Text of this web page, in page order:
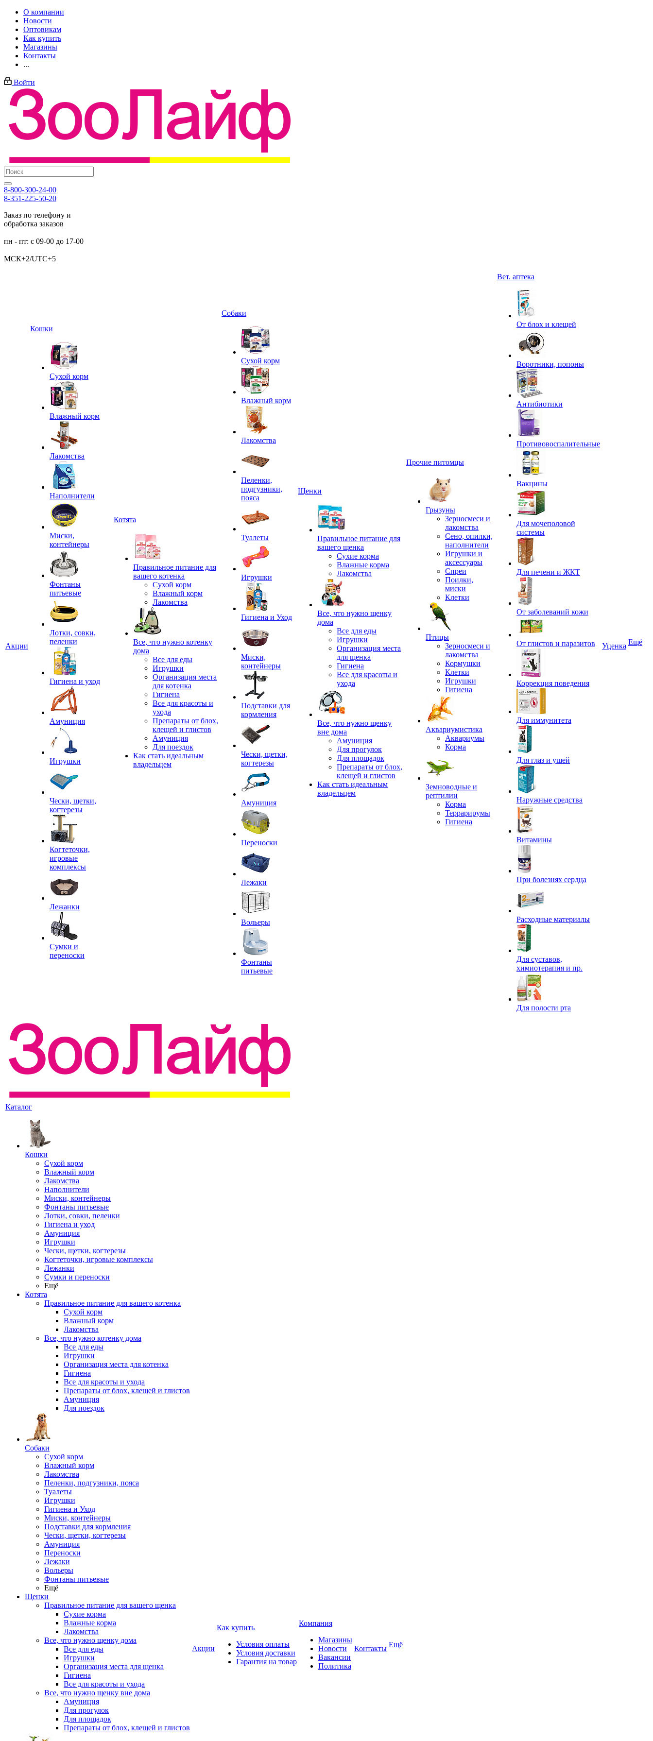
О компании
Новости
Оптовикам
Как купить
Магазины
Контакты
...
Войти
8-800-300-24-00
8-351-225-50-20
Заказ по телефону и
обработка заказов
пн - пт: с 09-00 до 17-00
МСК+2/UTC+5
Акции
Кошки
Сухой корм
Влажный корм
Лакомства
Наполнители
Миски,
контейнеры
Фонтаны
питьевые
Лотки, совки,
пеленки
Гигиена и уход
Амуниция
Игрушки
Чески, щетки,
когтерезы
Когтеточки,
игровые
комплексы
Лежанки
Сумки и
переноски
Котята
Правильное питание для
вашего котенка
Сухой корм
Влажный корм
Лакомства
Все, что нужно котенку
дома
Все для еды
Игрушки
Организация места
для котенка
Гигиена
Все для красоты и
ухода
Препараты от блох,
клещей и глистов
Амуниция
Для поездок
Как стать идеальным
владельцем
Собаки
Сухой корм
Влажный корм
Лакомства
Пеленки,
подгузники,
пояса
Туалеты
Игрушки
Гигиена и Уход
Миски,
контейнеры
Подставки для
кормления
Чески, щетки,
когтерезы
Амуниция
Переноски
Лежаки
Вольеры
Фонтаны
питьевые
Щенки
Правильное питание для
вашего щенка
Сухие корма
Влажные корма
Лакомства
Все, что нужно щенку
дома
Все для еды
Игрушки
Организация места
для щенка
Гигиена
Все для красоты и
ухода
Все, что нужно щенку
вне дома
Амуниция
Для прогулок
Для площадок
Препараты от блох,
клещей и глистов
Как стать идеальным
владельцем
Прочие питомцы
Грызуны
Зерносмеси и
лакомства
Сено, опилки,
наполнители
Игрушки и
аксессуары
Спреи
Поилки,
миски
Клетки
Птицы
Зерносмеси и
лакомства
Кормушки
Клетки
Игрушки
Гигиена
Аквариумистика
Аквариумы
Корма
Земноводные и
рептилии
Корма
Террарирумы
Гигиена
Вет. аптека
От блох и клещей
Воротники, попоны
Антибиотики
Противовоспалительные
Вакцины
Для мочеполовой
системы
Для печени и ЖКТ
От заболеваний кожи
От глистов и паразитов
Коррекция поведения
Для иммунитета
Для глаз и ушей
Наружные средства
Витамины
При болезнях сердца
Расходные материалы
Для суставов,
химиотерапия и пр.
Для полости рта
Уценка Ещё
Каталог
Кошки
Сухой корм
Влажный корм
Лакомства
Наполнители
Миски, контейнеры
Фонтаны питьевые
Лотки, совки, пеленки
Гигиена и уход
Амуниция
Игрушки
Чески, щетки, когтерезы
Когтеточки, игровые комплексы
Лежанки
Сумки и переноски
Ещё
Котята
Правильное питание для вашего котенка
Сухой корм
Влажный корм
Лакомства
Все, что нужно котенку дома
Все для еды
Игрушки
Организация места для котенка
Гигиена
Все для красоты и ухода
Препараты от блох, клещей и глистов
Амуниция
Для поездок
Собаки
Сухой корм
Влажный корм
Лакомства
Пеленки, подгузники, пояса
Туалеты
Игрушки
Гигиена и Уход
Миски, контейнеры
Подставки для кормления
Чески, щетки, когтерезы
Амуниция
Переноски
Лежаки
Вольеры
Фонтаны питьевые
Ещё
Щенки
Правильное питание для вашего щенка
Сухие корма
Влажные корма
Лакомства
Все, что нужно щенку дома
Все для еды
Игрушки
Организация места для щенка
Гигиена
Все для красоты и ухода
Все, что нужно щенку вне дома
Амуниция
Для прогулок
Для площадок
Препараты от блох, клещей и глистов
Акции
Как купить
Условия оплаты
Условия доставки
Гарантия на товар
Компания
Магазины
Новости
Вакансии
Политика
Контакты Ещё